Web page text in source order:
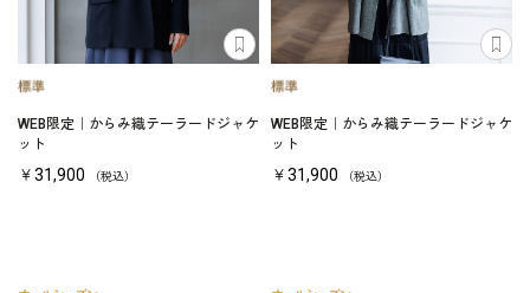
WEB限定｜からみ織テーラードジャケ
ット
￥31,900 （税込）
WEB限定｜からみ織テーラードジャケ
ット
￥31,900 （税込）